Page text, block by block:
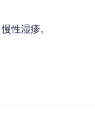
性湿疹。